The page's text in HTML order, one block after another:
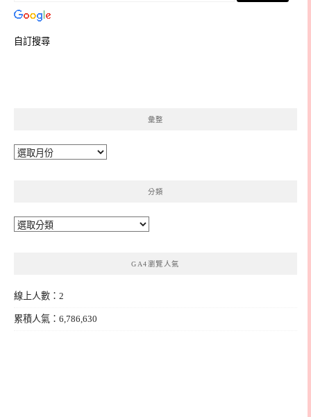
自訂搜尋
彙整
彙
分類
分
GA4瀏覽人氣
線上人數：2
累積人氣：6,786,630